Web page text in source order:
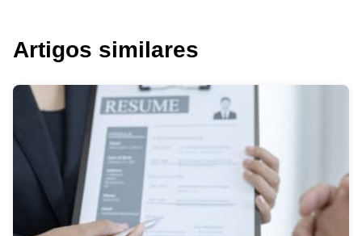
Artigos similares